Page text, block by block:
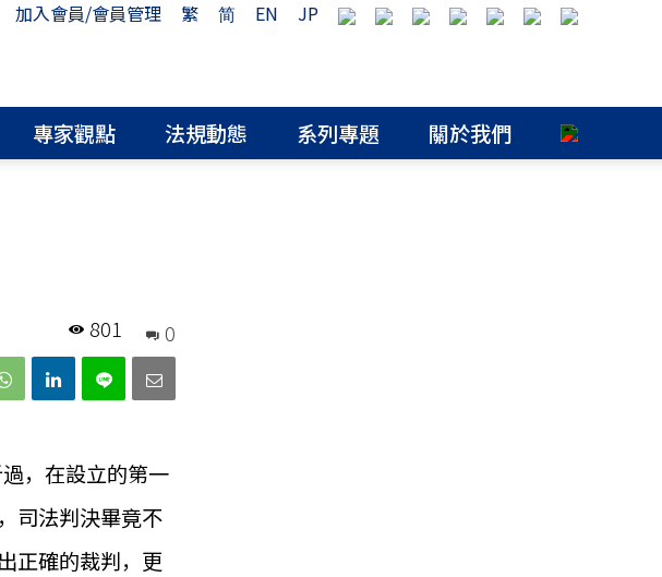
加入會員/會員管理 繁 简 EN
JP
專家觀點 法規動態 系列專題 關於我們
0
801
，在設立的第一
司法判決畢竟不
正確的裁判，更